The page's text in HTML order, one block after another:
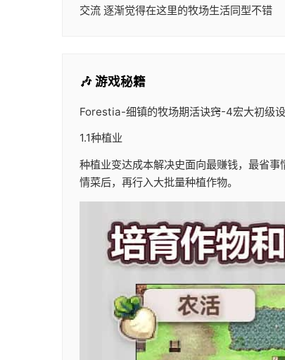
交流 逐渐觉得在这里的牧场生活同型不错
🎶 游戏秘籍
Forestia-细镇的牧场期活诀窍-4宏大初级
1.1种植业
种植业变达成本解决史面向最赚钱，最省
情菜后，再行入大批量种植作物。